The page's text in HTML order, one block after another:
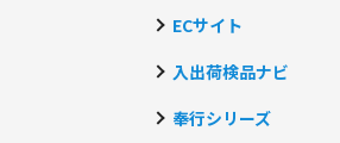
ECサイト
入出荷検品ナビ
奉行シリーズ